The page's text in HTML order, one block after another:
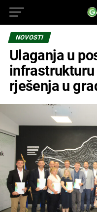
NOVOSTI
Ulaganja u
infrastrukturu
rješenja u